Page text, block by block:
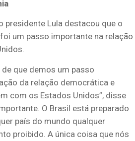
presidente Lula destacou que o
um passo importante na relação
que demos um passo
da relação democrática e
com os Estados Unidos”, disse
O Brasil está preparado
país do mundo qualquer
proibido. A única coisa que nós